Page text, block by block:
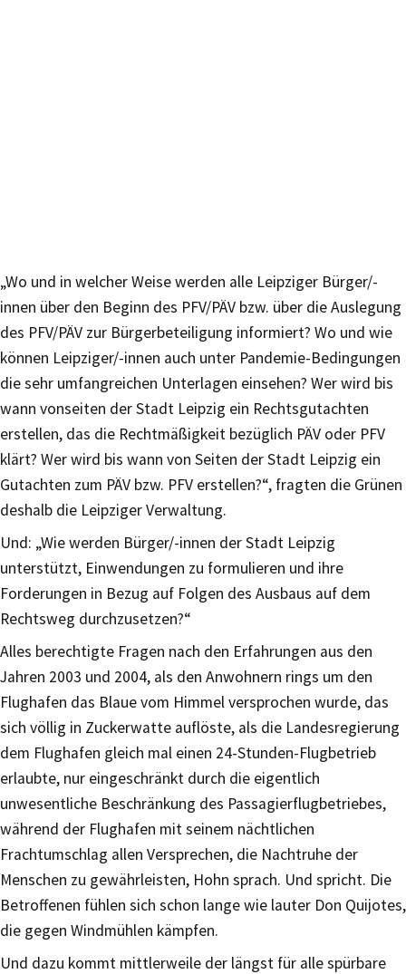
„Wo und in welcher Weise werden alle Leipziger Bürger/-
innen über den Beginn des PFV/PÄV bzw. über die Auslegung
des PFV/PÄV zur Bürgerbeteiligung informiert? Wo und wie
können Leipziger/-innen auch unter Pandemie-Bedingungen
die sehr umfangreichen Unterlagen einsehen? Wer wird bis
wann vonseiten der Stadt Leipzig ein Rechtsgutachten
erstellen, das die Rechtmäßigkeit bezüglich PÄV oder PFV
klärt? Wer wird bis wann von Seiten der Stadt Leipzig ein
Gutachten zum PÄV bzw. PFV erstellen?“, fragten die Grünen
deshalb die Leipziger Verwaltung.
Und: „Wie werden Bürger/-innen der Stadt Leipzig
unterstützt, Einwendungen zu formulieren und ihre
Forderungen in Bezug auf Folgen des Ausbaus auf dem
Rechtsweg durchzusetzen?“
Alles berechtigte Fragen nach den Erfahrungen aus den
Jahren 2003 und 2004, als den Anwohnern rings um den
Flughafen das Blaue vom Himmel versprochen wurde, das
sich völlig in Zuckerwatte auflöste, als die Landesregierung
dem Flughafen gleich mal einen 24-Stunden-Flugbetrieb
erlaubte, nur eingeschränkt durch die eigentlich
unwesentliche Beschränkung des Passagierflugbetriebes,
während der Flughafen mit seinem nächtlichen
Frachtumschlag allen Versprechen, die Nachtruhe der
Menschen zu gewährleisten, Hohn sprach. Und spricht. Die
Betroffenen fühlen sich schon lange wie lauter Don Quijotes,
die gegen Windmühlen kämpfen.
Und dazu kommt mittlerweile der längst für alle spürbare